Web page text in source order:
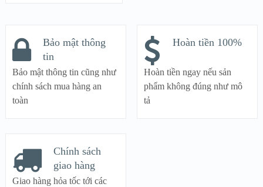
Bảo mật thông
tin
Bảo mật thông tin cũng như
chính sách mua hàng an
toàn
Hoàn tiền 100%
Hoàn tiền ngay nếu sản
phẩm không đúng như mô
tả
Chính sách
giao hàng
Giao hàng hỏa tốc tới các